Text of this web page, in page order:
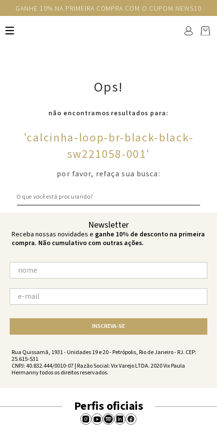
GANHE 10% NA PRIMEIRA COMPRA COM O CUPOM NEWS10
Ops!
não encontramos resultados para:
'calcinha-loop-br-black-black-
sw221058-001'
por favor, refaça sua busca:
Newsletter
Receba nossas novidades e ganhe 10% de desconto na primeira
compra. Não cumulativo com outras ações.
INSCREVA-SE
Rua Quissamã, 1931 - Unidades 19 e 20 - Petrópolis, Rio de Janeiro - RJ. CEP:
25.615-531
CNPJ: 40.832.444/0010-07 | Razão Social: Vix Varejo LTDA. 2020 Vix Paula
Hermanny todos os direitos reservados.
Perfis oficiais